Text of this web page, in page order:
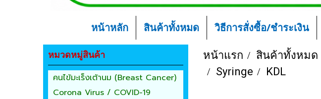
หน้าหลัก สินค้าทั้งหมด วิธีการสั่งซื้อ/ชำระเงิน
หน้าแรก สินค้าทั้งหมด
Syringe
KDL
หมวดหมู่สินค้า
คนไข้มะเร็งเต้านม (Breast Cancer)
Corona Virus / COVID-19